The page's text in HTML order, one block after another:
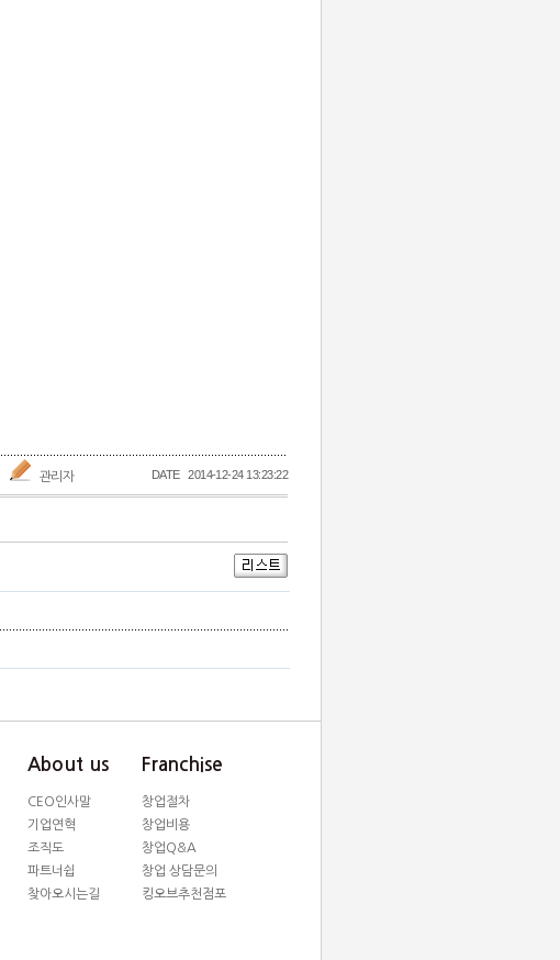
관리자 DATE2014-12-24 13:23:22
About us
CEO인사말
기업연혁
조직도
파트너쉽
찾아오시는길
Franchise
창업절차
창업비용
창업Q&A
창업 상담문의
킹오브추천점포